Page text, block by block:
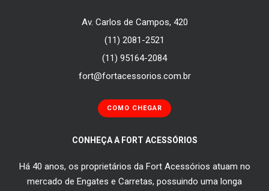
Av. Carlos de Campos, 420
(11) 2081-2521
(11) 95164-2084
fort@fortacessorios.com.br
COMO CHEGAR
CONHEÇA A FORT ACESSÓRIOS
Há 40 anos, os proprietários da Fort Acessórios atuam no
mercado de Engates e Carretas, possuindo uma longa